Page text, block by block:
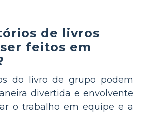
de livros
feitos em
do livro de grupo podem
divertida e envolvente
o trabalho em equipe e a